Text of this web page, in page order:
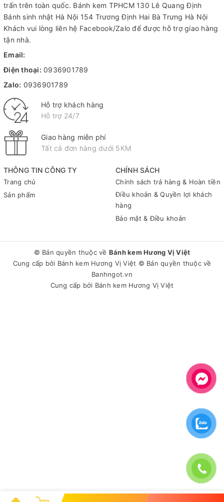
THÔNG TIN CÔNG TY
Trang chủ
Sản phẩm
CHÍNH SÁCH
Chính sách trả hàng & Hoàn tiền
Điều khoản & Quyền lợi khách
hàng
Bảo mật & Điều khoản
trấn trên toàn quốc. Bánh kem TPHCM130 Lê Quang Định
Bánh sinh nhật Hà Nội 154 Trương Định Hai Bà Trưng Hà Nội
Khách vui lòng liên hệ Facebook/Zalo để được hỗ trợ giao hàng
tận nhà.
Email:
Điện thoại: 0936901789
Zalo: 0936901789
Hỗ trợ khách hàng
Hỗ trợ 24/7
Giao hàng miễn phí
Tất cả đơn hàng dưới 5KM
© Bản quyền thuộc về Bánh kem Hương Vị Việt
Cung cấp bởi Bánh kem Hương Vị Việt © Bản quyền thuộc về
Banhngot.vn
Cung cấp bởi Bánh kem Hương Vị Việt